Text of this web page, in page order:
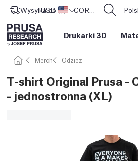
Wysyłka do Stany Zjednoczone
USD ($) CORE One L: Już w sprzedaży!
Drukarki 3D
Merch Odzież
T-shirt Original Prusa -
- jednostronna (XL)